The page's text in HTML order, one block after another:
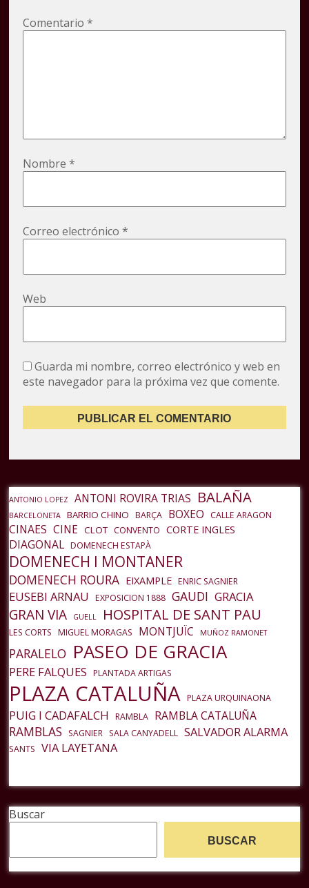
Comentario*
Nombre*
Correo electrónico*
Web
Guarda mi nombre, correo electrónico y web en
este navegador para la próxima vez que comente.
ANTONIO LOPEZ ANTONI ROVIRA TRIAS BALAÑA
BARCELONETA BARRIO CHINO BARÇA BOXEO CALLE ARAGON
CINAES CINE CLOT CONVENTO CORTE INGLES
DIAGONAL DOMENECH ESTAPÀ
DOMENECH I MONTANER
DOMENECH ROURA EIXAMPLE ENRIC SAGNIER
EUSEBI ARNAU EXPOSICION 1888 GAUDI GRACIA
GRAN VIA GUELL HOSPITAL DE SANT PAU
LES CORTS MIGUEL MORAGAS MONTJUÏC MUÑOZ RAMONET
PARALELO PASEO DE GRACIA
PERE FALQUES PLANTADA ARTIGAS
PLAZA CATALUÑA PLAZA URQUINAONA
PUIG I CADAFALCH RAMBLA RAMBLA CATALUÑA
RAMBLAS SAGNIER SALA CANYADELL SALVADOR ALARMA
SANTS VIA LAYETANA
Buscar
BUSCAR